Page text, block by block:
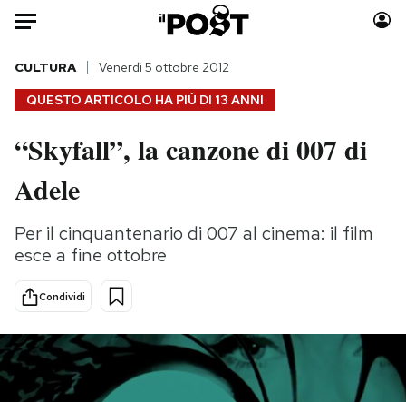
Auto
HOME
Italia
Politica
Tecnologia
Internet
Scienza
Cultura
Economia
Sport
Moda
Storie/Idee
Altrecose
Mondiali calcio 2026
QUESTO ARTICOLO HA PIÙ DI 13 ANNI
CULTURA Venerdì 5 ottobre 2012
“Skyfall”, la canzone di 007 di
Adele
Per il cinquantenario di 007 al cinema: il film
esce a fine ottobre
Condividi